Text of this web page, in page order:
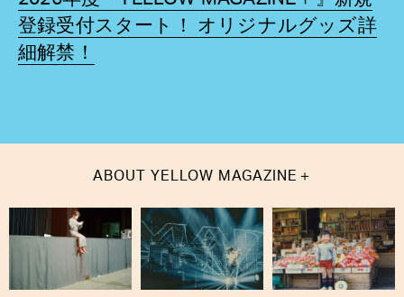
登録受付スタート！ オリジナルグッズ詳
細解禁！
ABOUT YELLOW MAGAZINE ＋